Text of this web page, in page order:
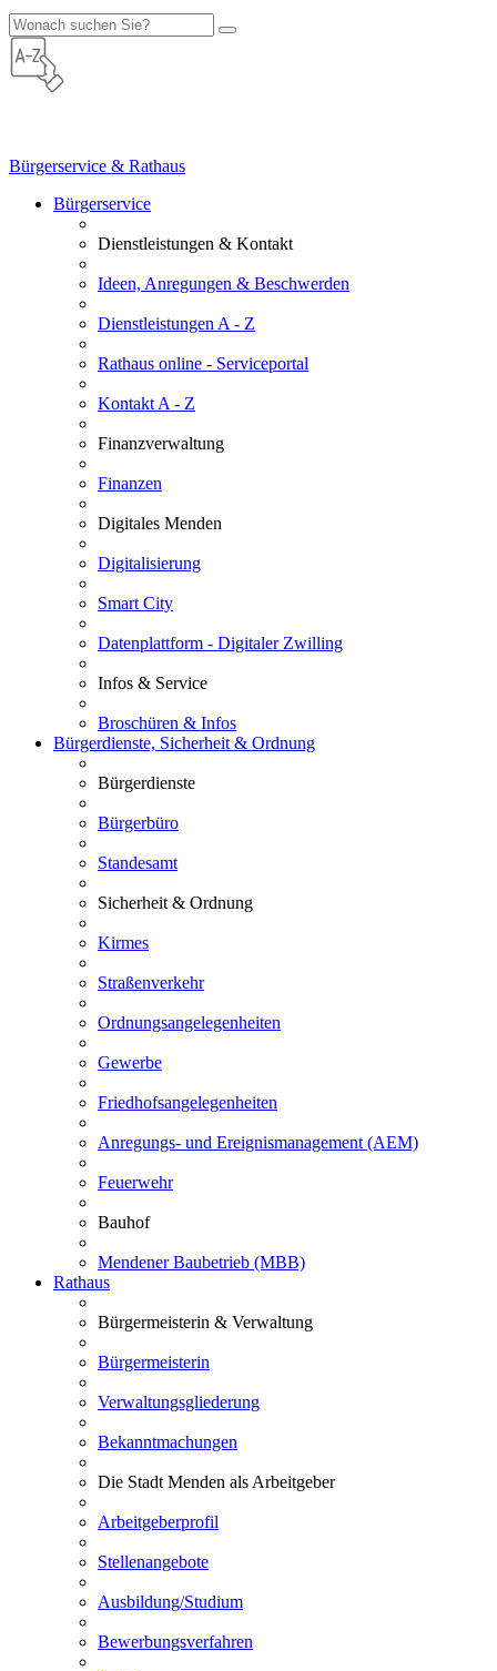
Bürgerservice & Rathaus
Bürgerservice
Dienstleistungen & Kontakt
Ideen, Anregungen & Beschwerden
Dienstleistungen A - Z
Rathaus online - Serviceportal
Kontakt A - Z
Finanzverwaltung
Finanzen
Digitales Menden
Digitalisierung
Smart City
Datenplattform - Digitaler Zwilling
Infos & Service
Broschüren & Infos
Bürgerdienste, Sicherheit & Ordnung
Bürgerdienste
Bürgerbüro
Standesamt
Sicherheit & Ordnung
Kirmes
Straßenverkehr
Ordnungsangelegenheiten
Gewerbe
Friedhofsangelegenheiten
Anregungs- und Ereignismanagement (AEM)
Feuerwehr
Bauhof
Mendener Baubetrieb (MBB)
Rathaus
Bürgermeisterin & Verwaltung
Bürgermeisterin
Verwaltungsgliederung
Bekanntmachungen
Die Stadt Menden als Arbeitgeber
Arbeitgeberprofil
Stellenangebote
Ausbildung/Studium
Bewerbungsverfahren